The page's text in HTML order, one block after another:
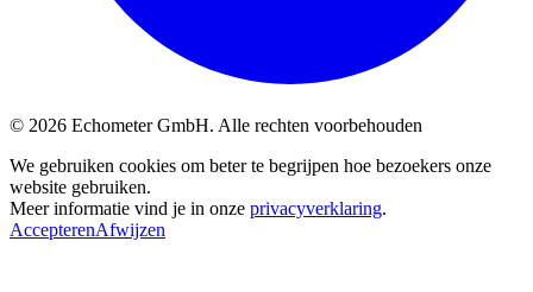
© 2026 Echometer GmbH. Alle rechten voorbehouden
We gebruiken cookies om beter te begrijpen hoe bezoekers onze
website gebruiken.
Meer informatie vind je in onze privacyverklaring.
AccepterenAfwijzen